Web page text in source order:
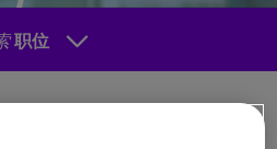
职位